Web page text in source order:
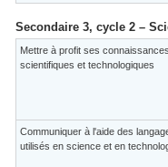
Secondaire 3, cycle 2 –
Mettre à profit ses connaissances
scientifiques et technologiques
Communiquer à l'aide des
utilisés en science et en